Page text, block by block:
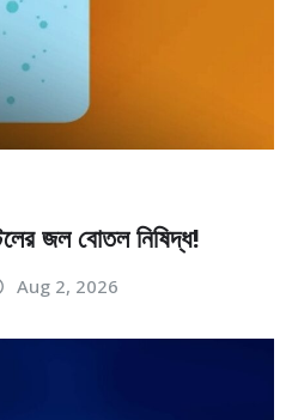
জল বোতল নিষিদ্ধ!
Aug 2, 2026